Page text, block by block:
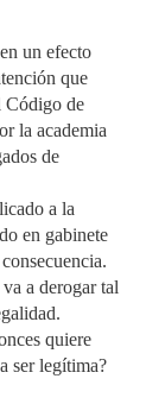
un efecto
que
Código de
la academia
de
a la
en gabinete
a derogar tal
quiere
ser legítima?